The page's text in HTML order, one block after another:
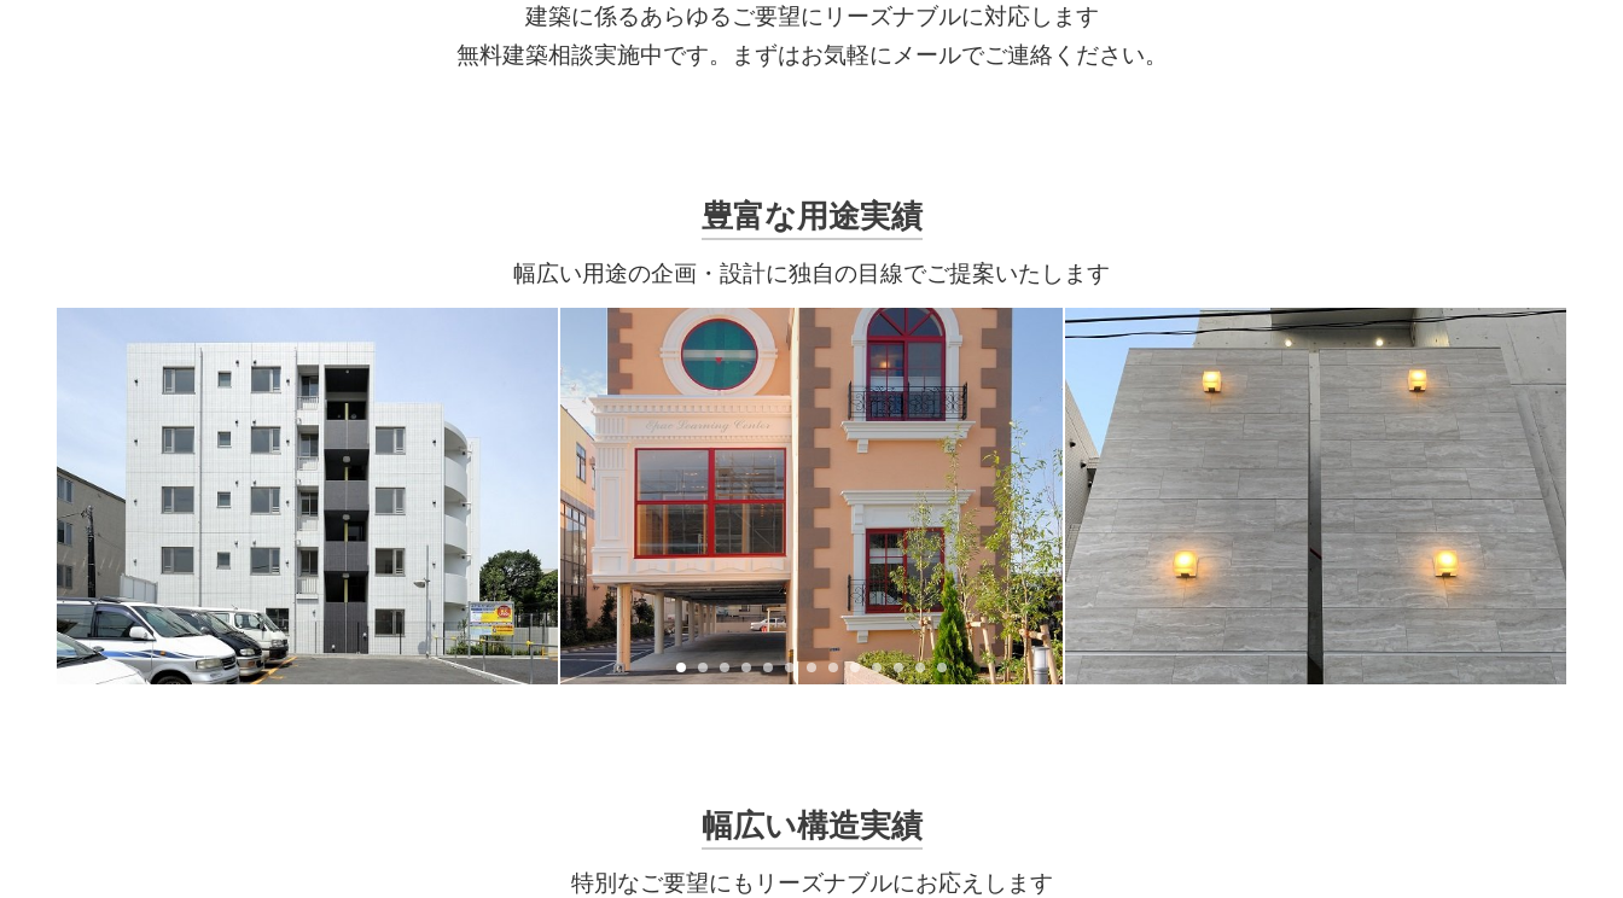
建築に係るあらゆるご要望にリーズナブルに対応します
無料建築相談実施中です。まずはお気軽にメールでご連絡ください。
豊富な用途実績
幅広い用途の企画・設計に独自の目線でご提案いたします
幅広い構造実績
特別なご要望にもリーズナブルにお応えします